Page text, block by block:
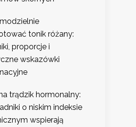
tonik różany:
proporcje i
wskazówki
trądzik hormonalny:
o niskim indeksie
wspierają